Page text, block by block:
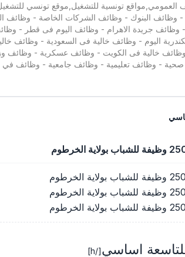
العمومي,مواقع تونسية للتشغيل,موقع تونسي
- وظائف البنوك - وظائف الشركات الخاصة -
وظائف جريدة الاهرام - وظائف اليوم فى قطر -
اليوم - وظائف خالية فى السعودية -
خالية فى الكويت - وظائف عسكرية - وظائف
- وظائف تعليمية - وظائف جامعية - وظائف
اساسي[/h]